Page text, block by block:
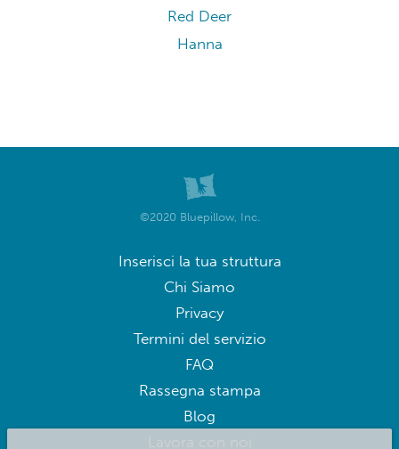
Red Deer
Hanna
©2020 Bluepillow, Inc.
Inserisci la tua struttura
Chi Siamo
Privacy
Termini del servizio
FAQ
Rassegna stampa
Blog
Lavora con noi